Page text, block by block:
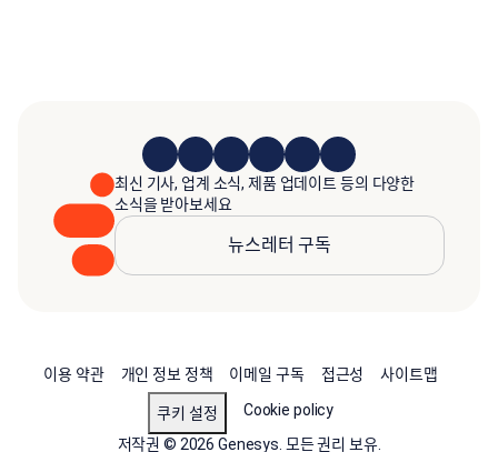
최신 기사, 업계 소식, 제품 업데이트 등의 다양한
소식을 받아보세요
뉴스레터 구독
이용 약관 개인 정보 정책 이메일 구독 접근성 사이트맵
쿠키 설정
Cookie policy
저작권 © 2026 Genesys. 모든 권리 보유.